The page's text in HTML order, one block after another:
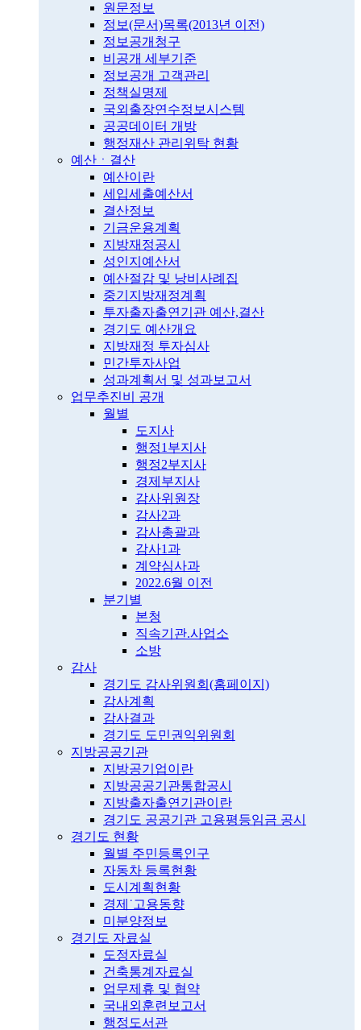
원문정보
정보(문서)목록(2013년 이전)
정보공개청구
비공개 세부기준
정보공개 고객관리
정책실명제
국외출장연수정보시스템
공공데이터 개방
행정재산 관리위탁 현황
예산ㆍ결산
예산이란
세입세출예산서
결산정보
기금운용계획
지방재정공시
성인지예산서
예산절감 및 낭비사례집
중기지방재정계획
투자출자출연기관 예산,결산
경기도 예산개요
지방재정 투자심사
민간투자사업
성과계획서 및 성과보고서
업무추진비 공개
월별
도지사
행정1부지사
행정2부지사
경제부지사
감사위원장
감사2과
감사총괄과
감사1과
계약심사과
2022.6월 이전
분기별
본청
직속기관.사업소
소방
감사
경기도 감사위원회(홈페이지)
감사계획
감사결과
경기도 도민권익위원회
지방공공기관
지방공기업이란
지방공공기관통합공시
지방출자출연기관이란
경기도 공공기관 고용평등임금 공시
경기도 현황
월별 주민등록인구
자동차 등록현황
도시계획현황
경제˙고용동향
미분양정보
경기도 자료실
도정자료실
건축통계자료실
업무제휴 및 협약
국내외훈련보고서
행정도서관